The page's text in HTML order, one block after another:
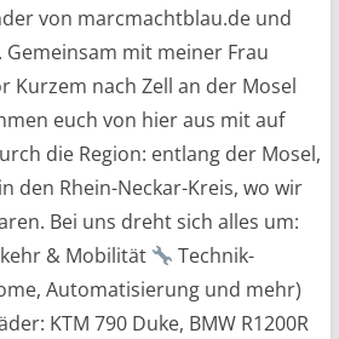
von marcmachtblau.de und
mit meiner Frau
Kurzem nach Zell an der Mosel
euch von hier aus mit auf
die Region: entlang der Mosel,
den Rhein-Neckar-Kreis, wo wir
Bei uns dreht sich alles um:
& Mobilität
Technik-
Automatisierung und mehr)
KTM 790 Duke, BMW R1200R